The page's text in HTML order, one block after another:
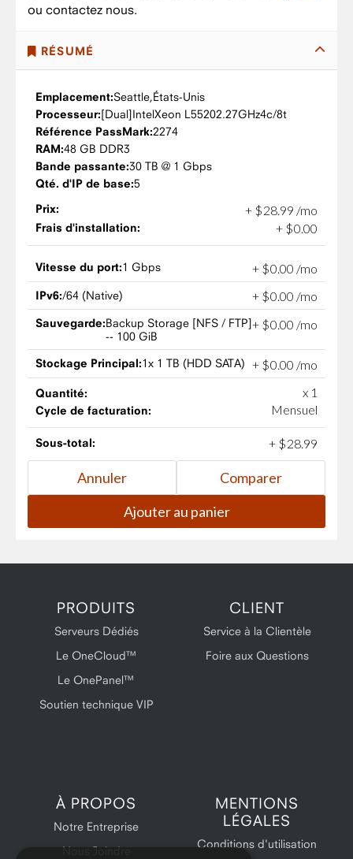
ou contactez nous.
RÉSUMÉ
Emplacement:Seattle,États-Unis
Processeur:
IntelXeon L55202.27GHz4c/8t
Référence PassMark:2274
RAM:48 GB DDR3
Bande passante:30 TB @ 1 Gbps
Qté. d'IP de base:5
Prix:
+ $28.99 /mo
Frais d'installation: + $0.00
Vitesse du port:1 Gbps + $0 00 /mo
IPv6:/64 (Native) + $0.00 /mo
Sauvegarde:Backup Storage [NFS / FTP]
-- 100 GiB
+ $0 00 /mo
Stockage Principal:1x 1 TB (HDD SATA) + $0 00 /mo
Quantité: x 1
Cycle de facturation: Mensuel
Sous-total: + $28.99
PRODUITS
Serveurs Dédiés
Le OneCloud™
Le OnePanel™
Soutien technique VIP
CLIENT
Service à la Clientèle
Foire aux Questions
À PROPOS
Notre Entreprise
Nous Joindre
MENTIONS
LÉGALES
Conditions d'utilisation